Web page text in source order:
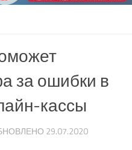
за ошибки в
кассы
29.07.2020